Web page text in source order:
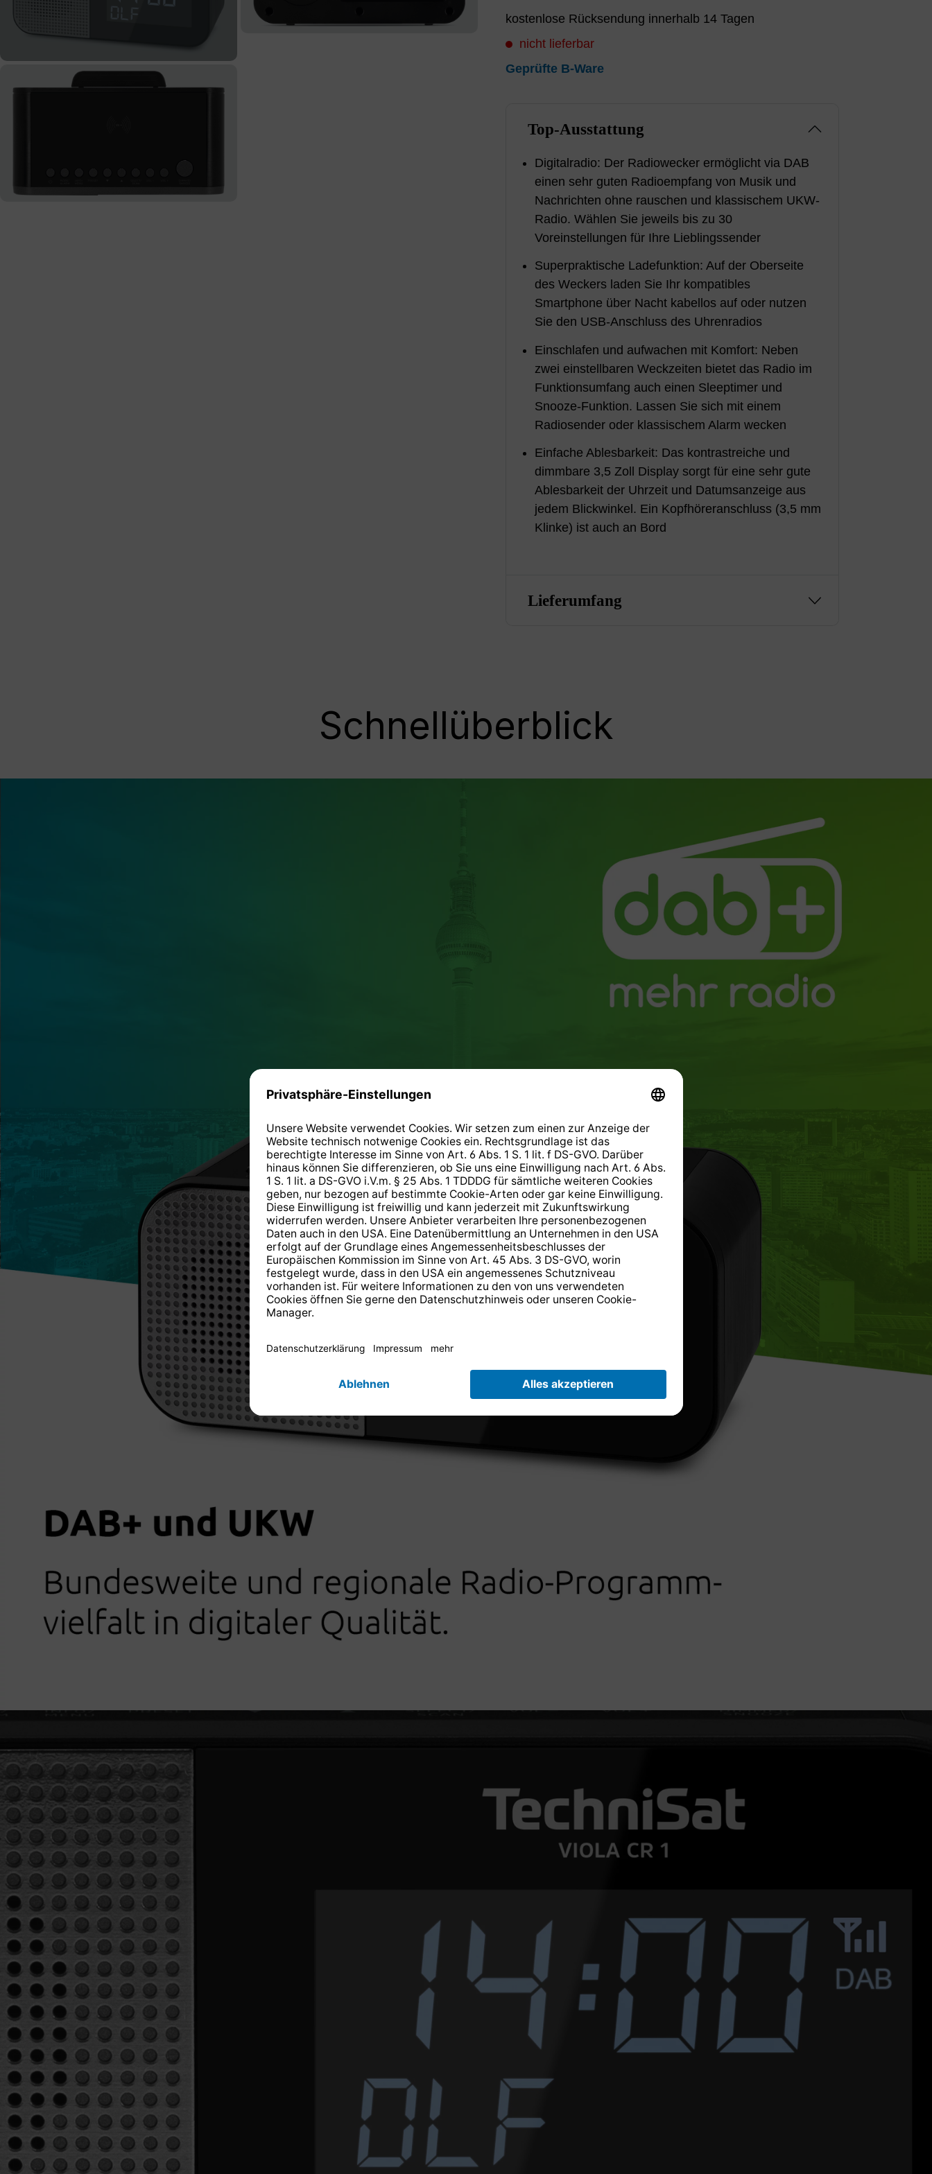
kostenlose Rücksendung innerhalb 14 Tagen
nicht lieferbar
Geprüfte B-Ware
Top-Ausstattung
Digitalradio: Der Radiowecker ermöglicht via DAB
einen sehr guten Radioempfang von Musik und
Nachrichten ohne rauschen und klassischem UKW-
Radio. Wählen Sie jeweils bis zu 30
Voreinstellungen für Ihre Lieblingssender
Superpraktische Ladefunktion: Auf der Oberseite
des Weckers laden Sie Ihr kompatibles
Smartphone über Nacht kabellos auf oder nutzen
Sie den USB-Anschluss des Uhrenradios
Einschlafen und aufwachen mit Komfort: Neben
zwei einstellbaren Weckzeiten bietet das Radio im
Funktionsumfang auch einen Sleeptimer und
Snooze-Funktion. Lassen Sie sich mit einem
Radiosender oder klassischem Alarm wecken
Einfache Ablesbarkeit: Das kontrastreiche und
dimmbare 3,5 Zoll Display sorgt für eine sehr gute
Ablesbarkeit der Uhrzeit und Datumsanzeige aus
jedem Blickwinkel. Ein Kopfhöreranschluss (3,5 mm
Klinke) ist auch an Bord
Lieferumfang
Schnellüberblick